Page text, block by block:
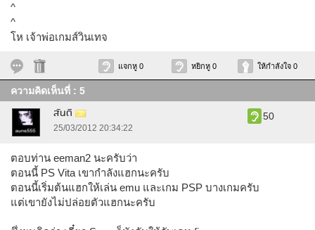
^
^
โห เจ้าพ่อเกมส์วินเทจ
แจกหู 0 หยิกหู 0 ให้กำลังใจ 0
ความคิดเห็นที่ : 5
สันติ
25/03/2012 20:34:22
50
ตอบท่าน eeman2 นะครับว่า
ตอนนี้ PS Vita เขากำลังแฮกนะครับ
ตอนนี้เริ่มต้นแฮกให้เล่น emu และเกม PSP บางเกมครับ
แต่เขายังไม่ปล่อยตัวแฮกนะครับ